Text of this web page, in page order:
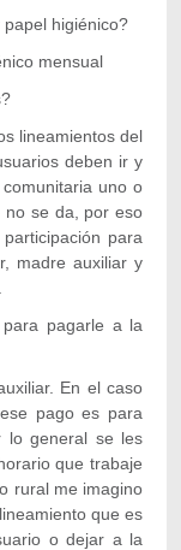
higiénico?
mensual
lineamientos del
deben ir y
uno o
no se da, por eso
para
madre auxiliar y
pagarle a la
En el caso
pago es para
lo general se les
que trabaje
rural me imagino
que es
o dejar a la